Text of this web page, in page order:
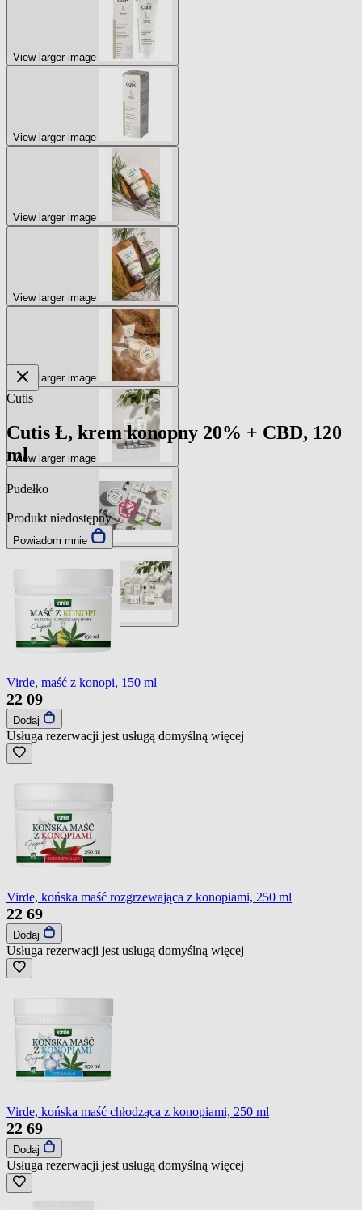
View larger image
View larger image
View larger image
View larger image
View larger image
View larger image
View larger image
View larger image
Cutis
Cutis Ł, krem konopny 20% + CBD, 120
ml
Pudełko
Produkt niedostępny
Powiadom mnie
Virde, maść z konopi, 150 ml
22 09
Dodaj
Usługa rezerwacji jest usługą domyślną więcej
Virde, końska maść rozgrzewająca z konopiami, 250 ml
22 69
Dodaj
Usługa rezerwacji jest usługą domyślną więcej
Virde, końska maść chłodząca z konopiami, 250 ml
22 69
Dodaj
Usługa rezerwacji jest usługą domyślną więcej